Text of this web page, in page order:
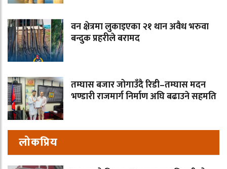
वन क्षेत्रमा लुकाइएका २१ थान अवैध भरुवा
बन्दुक प्रहरीले बरामद
तम्घास बजार जोगाउँदै रिडी–तम्घास मदन
भण्डारी राजमार्ग निर्माण अघि बढाउने सहमति
लोकप्रिय